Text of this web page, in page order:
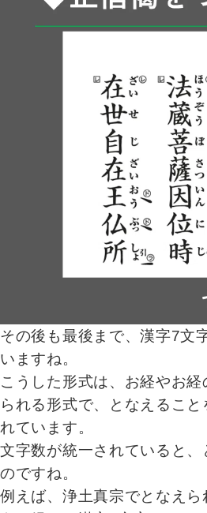
その後も最後まで、漢字7文
いますね。
こうした形式は、お経やお
られる形式で、となえるこ
れています。
文字数が統一されていると
のですね。
例えば、浄土真宗でとなえ